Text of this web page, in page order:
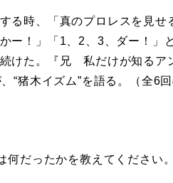
る時、「真のプロレスを見せ
ー！」「1、2、3、ダー！」
けた。『兄 私だけが知るア
“猪木イズム”を語る。（全6回
だったかを教えてください。